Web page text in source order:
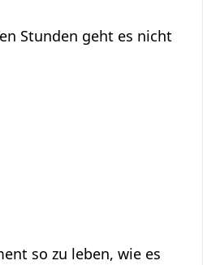
Stunden geht es nicht
so zu leben, wie es